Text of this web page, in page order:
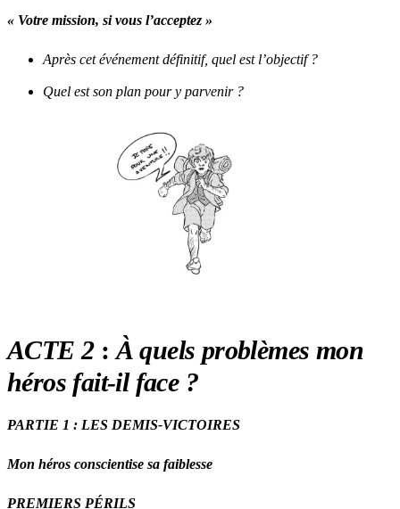
« Votre mission, si vous l’acceptez »
Après cet événement définitif, quel est l’objectif ?
Quel est son plan pour y parvenir ?
ACTE 2 :À quels problèmes mon
héros fait-il face ?
PARTIE 1 : LES DEMIS-VICTOIRES
Mon héros conscientise sa faiblesse
PREMIERS PÉRILS